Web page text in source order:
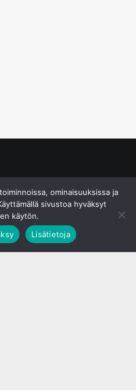
ominaisuuksissa ja
sivustoa hyväksyt
käytön.
Lisätietoja